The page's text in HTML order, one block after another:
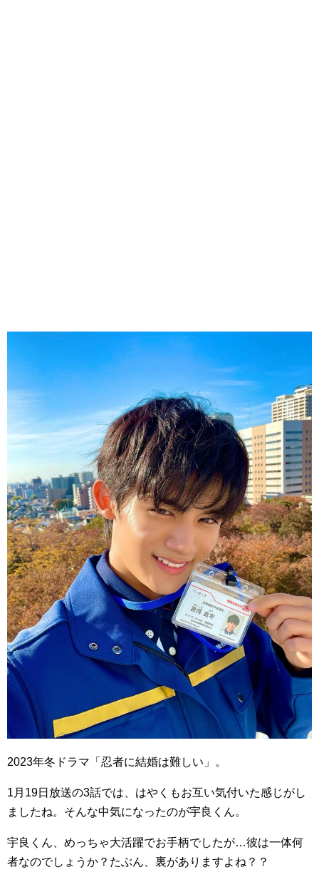
2023年冬ドラマ「忍者に結婚は難しい」。
1月19日放送の3話では、はやくもお互い気付いた感じがし
ましたね。そんな中気になったのが宇良くん。
宇良くん、めっちゃ大活躍でお手柄でしたが…彼は一体何
者なのでしょうか？たぶん、裏がありますよね？？